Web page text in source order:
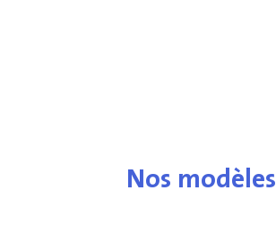
Nos modèles